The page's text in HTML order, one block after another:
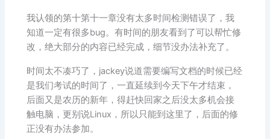
我认领的第十第十一章没有太多时间检测错误了，我
知道一定有很多bug。有时间的朋友看到了可以帮忙修
改，绝大部分的内容已经完成，细节没办法补充了。
时间太不凑巧了，jackey说道需要编写文档的时候已经
是我们考试的时间了，一直延续到今天下午才结束，
后面又是农历的新年，得赶快回家之后没太多机会接
触电脑，更别说Linux，所以只能到这里了，后面的修
正没有办法参加。